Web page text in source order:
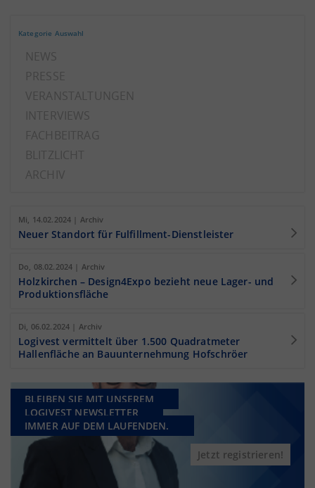
Kategorie Auswahl
NEWS
PRESSE
VERANSTALTUNGEN
INTERVIEWS
FACHBEITRAG
BLITZLICHT
ARCHIV
Mi, 14.02.2024 | Archiv
Neuer Standort für Fulfillment-Dienstleister
Do, 08.02.2024 | Archiv
Holzkirchen – Design4Expo bezieht neue Lager- und
Produktionsfläche
Di, 06.02.2024 | Archiv
Logivest vermittelt über 1.500 Quadratmeter
Hallenfläche an Bauunternehmung Hofschröer
BLEIBEN SIE MIT UNSEREM
LOGIVEST NEWSLETTER
IMMER AUF DEM LAUFENDEN.
Jetzt registrieren!